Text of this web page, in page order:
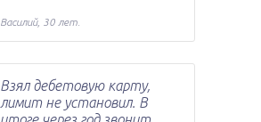
Василий, 30 лет.
Взял дебетовую карту,
лимит не установил. В